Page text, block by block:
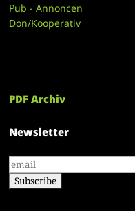
Pub - Annoncen
Don/Kooperativ
PDF Archiv
Newsletter